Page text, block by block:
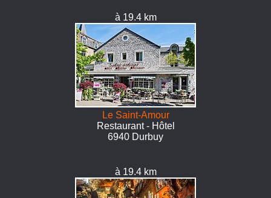
à 19.4 km
Le Saint-Amour
Restaurant - Hôtel
6940 Durbuy
à 19.4 km